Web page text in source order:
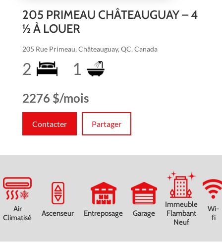
205 PRIMEAU CHÂTEAUGUAY – 4
½ À LOUER
205 Rue Primeau, Châteauguay, QC, Canada
2 1
2276 $/mois
Contacter Partager
Air
Climatisé
Ascenseur Entreposage Garage
Immeuble
Flambant
Neuf
Wi-
fi